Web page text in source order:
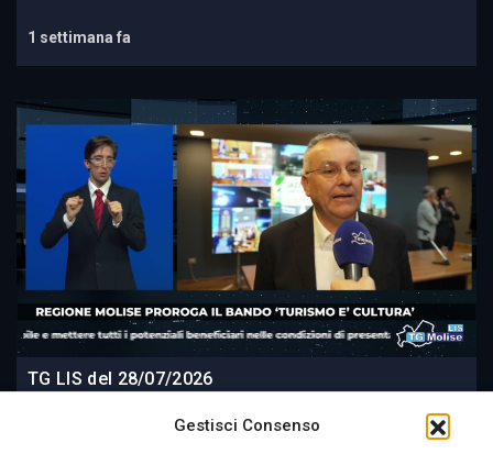
Gestisci Consenso
1 settimana fa
TG LIS del 28/07/2026